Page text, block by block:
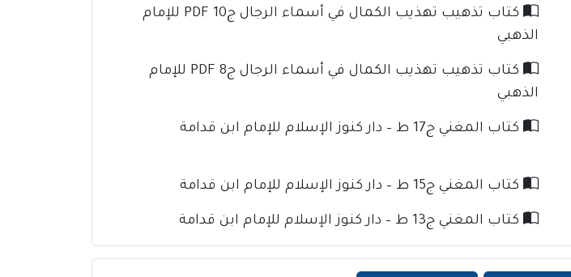
كتاب تذهيب تهذيب الكمال في أسماء الرجال ج10 PDF للإمام
الذهبي
كتاب تذهيب تهذيب الكمال في أسماء الرجال ج8 PDF للإمام
الذهبي
كتاب المغني ج17 ط – دار كنوز الإسلام للإمام ابن قدامة
كتاب المغني ج15 ط – دار كنوز الإسلام للإمام ابن قدامة
كتاب المغني ج13 ط – دار كنوز الإسلام للإمام ابن قدامة